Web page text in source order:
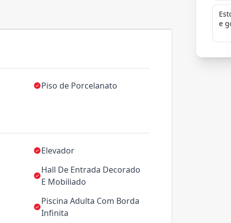
Piso de Porcelanato
Elevador
Hall De Entrada Decorado
E Mobiliado
Piscina Adulta Com Borda
Infinita